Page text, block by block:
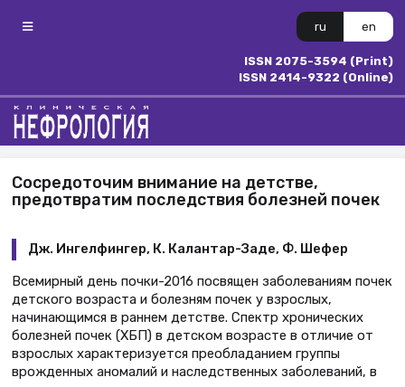
ru en
ISSN 2075-3594 (Print)
ISSN 2414-9322 (Online)
Сосредоточим внимание на детстве,
предотвратим последствия болезней почек
Дж. Ингелфингер, К. Калантар-Заде, Ф. Шефер
Всемирный день почки-2016 посвящен заболеваниям почек
детского возраста и болезням почек у взрослых,
начинающимся в раннем детстве. Спектр хронических
болезней почек (ХБП) в детском возрасте в отличие от
взрослых характеризуется преобладанием группы
врожденных аномалий и наследственных заболеваний, в